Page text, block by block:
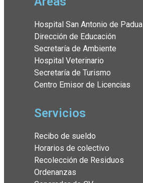
Hospital San Antonio de Padua
Dirección de Educación
Secretaría de Ambiente
Hospital Veterinario
Secretaría de Turismo
Centro Emisor de Licencias
Servicios
Recibo de sueldo
Horarios de colectivo
Recolección de Residuos
Ordenanzas